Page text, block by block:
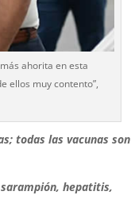
ahorita en esta
ellos muy contento”,
todas las vacunas son
hepatitis,